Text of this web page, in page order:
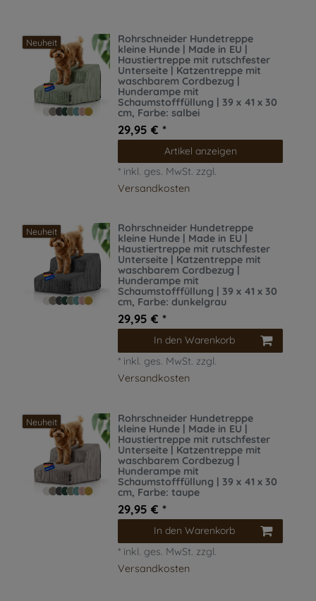
Neuheit
Rohrschneider Hundetreppe
kleine Hunde | Made in EU |
Haustiertreppe mit rutschfester
Unterseite | Katzentreppe mit
waschbarem Cordbezug |
Hunderampe mit
Schaumstofffüllung | 39 x 41 x 30
cm, Farbe: salbei
29,95 € *
Artikel anzeigen
* inkl. ges. MwSt. zzgl.
Versandkosten
Neuheit
Rohrschneider Hundetreppe
kleine Hunde | Made in EU |
Haustiertreppe mit rutschfester
Unterseite | Katzentreppe mit
waschbarem Cordbezug |
Hunderampe mit
Schaumstofffüllung | 39 x 41 x 30
cm, Farbe: dunkelgrau
29,95 € *
In den Warenkorb
* inkl. ges. MwSt. zzgl.
Versandkosten
Neuheit
Rohrschneider Hundetreppe
kleine Hunde | Made in EU |
Haustiertreppe mit rutschfester
Unterseite | Katzentreppe mit
waschbarem Cordbezug |
Hunderampe mit
Schaumstofffüllung | 39 x 41 x 30
cm, Farbe: taupe
29,95 € *
In den Warenkorb
* inkl. ges. MwSt. zzgl.
Versandkosten